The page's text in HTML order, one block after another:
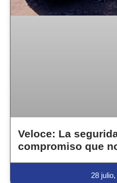
Veloce: La
compromiso que
28